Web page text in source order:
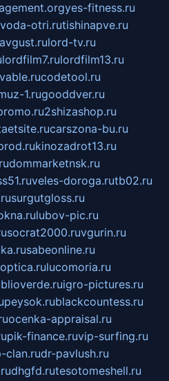
yes-fitness.ru
voda-otri.rutishinapve.ru
lord-tv.ru
lordfilm7.rulordfilm13.ru
codetool.ru
1.rugooddver.ru
2shizashop.ru
carszona-bu.ru
kinozadrot13.ru
dommarketnsk.ru
veles-doroga.rutb02.ru
surgutgloss.ru
lubov-pic.ru
socrat2000.ruvgurin.ru
sabeonline.ru
lucomoria.ru
igro-pictures.ru
peysok.rublackcountess.ru
ocenka-appraisal.ru
pik-finance.ruvip-surfing.ru
clan.rudr-pavlush.ru
dhgfd.rutesotomeshell.ru